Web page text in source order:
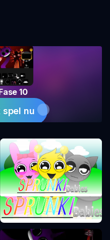
10
spel nu
Sprunki Fase 0